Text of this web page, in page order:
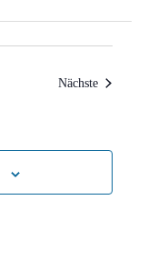
Nächste